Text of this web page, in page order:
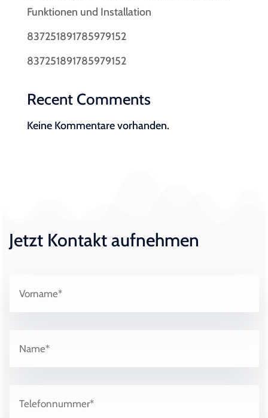
Funktionen und Installation
837251891785979152
837251891785979152
Recent Comments
Keine Kommentare vorhanden.
Jetzt Kontakt aufnehmen